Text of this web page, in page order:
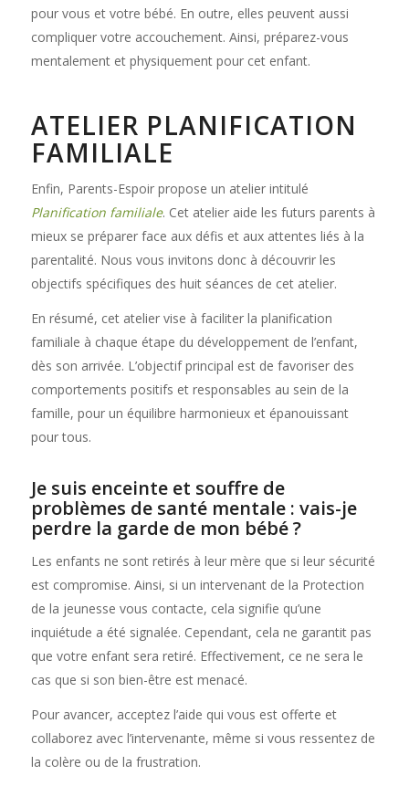
pour vous et votre bébé. En outre, elles peuvent aussi
compliquer votre accouchement. Ainsi, préparez-vous
mentalement et physiquement pour cet enfant.
ATELIER PLANIFICATION
FAMILIALE
Enfin, Parents-Espoir propose un atelier intitulé
Planification familiale. Cet atelier aide les futurs parents à
mieux se préparer face aux défis et aux attentes liés à la
parentalité. Nous vous invitons donc à découvrir les
objectifs spécifiques des huit séances de cet atelier.
En résumé, cet atelier vise à faciliter la planification
familiale à chaque étape du développement de l’enfant,
dès son arrivée. L’objectif principal est de favoriser des
comportements positifs et responsables au sein de la
famille, pour un équilibre harmonieux et épanouissant
pour tous.
Je suis enceinte et souffre de
problèmes de santé mentale : vais-je
perdre la garde de mon bébé ?
Les enfants ne sont retirés à leur mère que si leur sécurité
est compromise. Ainsi, si un intervenant de la Protection
de la jeunesse vous contacte, cela signifie qu’une
inquiétude a été signalée. Cependant, cela ne garantit pas
que votre enfant sera retiré. Effectivement, ce ne sera le
cas que si son bien-être est menacé.
Pour avancer, acceptez l’aide qui vous est offerte et
collaborez avec l’intervenante, même si vous ressentez de
la colère ou de la frustration.